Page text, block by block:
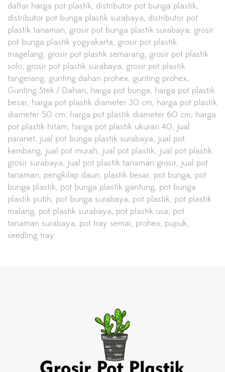
daftar harga pot plastik distributor pot bunga plastik
distributor pot bunga plastik surabaya distributor pot
plastik tanaman grosir pot bunga plastik surabaya grosir
pot bunga plastik yogyakarta grosir pot plastik
magelang grosir pot plastik semarang grosir pot plastik
solo grosir pot plastik surabaya grosir pot plastik
tangerang gunting dahan prohex gunting prohex
Gunting Stek / Dahan harga pot bunga harga pot plastik
besar harga pot plastik diameter 30 cm harga pot plastik
diameter 50 cm harga pot plastik diameter 60 cm harga
pot plastik hitam harga pot plastik ukuran 40 jual
paranet jual pot bunga plastik surabaya jual pot
kembang jual pot murah jual pot plastik jual pot plastik
grosir surabaya jual pot plastik tanaman grosir jual pot
tanaman pengkilap daun plastik besar pot bunga pot
bunga plastik pot bunga plastik gantung pot bunga
plastik putih pot bunga surabaya pot plastik pot plastik
malang pot plastik surabaya pot plastik usa pot
tanaman surabaya pot tray semai prohex pupuk
seedling tray